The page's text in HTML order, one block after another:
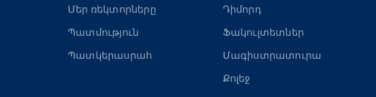
Մեր ռեկտորները
Պատմություն
Պատկերասրահ
Դիմորդ
Ֆակուլտետներ
Մագիստրատուրա
Քոլեջ